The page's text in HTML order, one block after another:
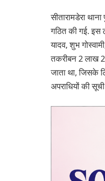
सीतारामडेरा
गठित की गई. इस
यादव, शुभ
तकरीबन 2 लाख
जाता था, जिसके
अपराधियों की